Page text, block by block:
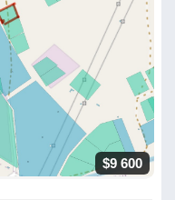
$9 600